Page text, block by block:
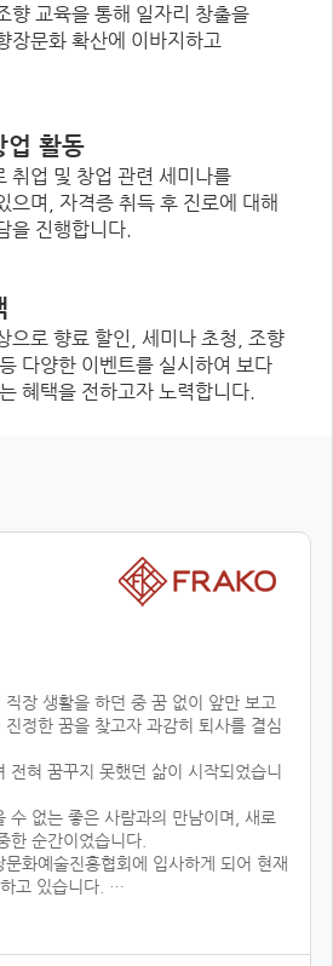
향 교육을 통해 일자리 창출을
장문화 확산에 이바지하고
업 활동
취업 및 창업 관련 세미나를
으며, 자격증 취득 후 진로에 대해
을 진행합니다.
으로 향료 할인, 세미나 초청, 조향
다양한 이벤트를 실시하여 보다
혜택을 전하고자 노력합니다.
장 생활을 하던 중 꿈 없이 앞만 보고
정한 꿈을 찾고자 과감히 퇴사를 결심
전혀 꿈꾸지 못했던 삶이 시작되었습니
수 없는 좋은 사람과의 만남이며, 새로
한 순간이었습니다.
화예술진흥협회에 입사하게 되어 현재
고 있습니다.
파악하기 위해 교육생 분들과 긴밀한